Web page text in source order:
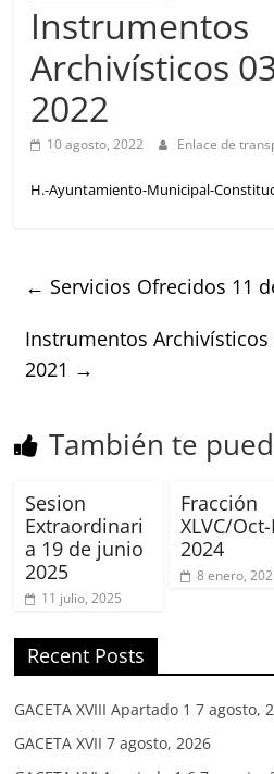
Instrumentos
Archivísticos
2022
10 agosto, 2022 Enlace de
H.-Ayuntamiento-Municipal-
← Servicios Ofrecidos 11
Instrumentos
2021 →
También te
Sesion
Extraordinari
a 19 de junio
2025
11 julio, 2025
Fracción
XLVC/
2024
8 enero,
Recent Posts
GACETA XVIII Apartado 1 7 agosto,
GACETA XVII 7 agosto, 2026